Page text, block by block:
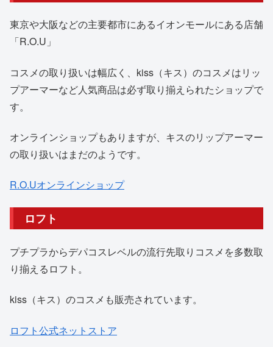
東京や大阪などの主要都市にあるイオンモールにある店舗
「R.O.U」
コスメの取り扱いは幅広く、kiss（キス）のコスメはリッ
プアーマーなど人気商品は必ず取り揃えられたショップで
す。
オンラインショップもありますが、キスのリップアーマー
の取り扱いはまだのようです。
R.O.Uオンラインショップ
ロフト
プチプラからデパコスレベルの流行先取りコスメを多数取
り揃えるロフト。
kiss（キス）のコスメも販売されています。
ロフト公式ネットストア